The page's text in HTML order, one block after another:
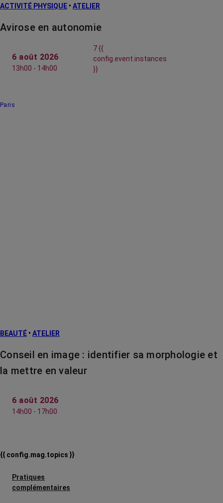
ACTIVITÉ PHYSIQUE • ATELIER
Avirose en autonomie
6 août 2026
13h00 - 14h00
7 {{
config.event.instances
}}
Paris
BEAUTÉ • ATELIER
Conseil en image : identifier sa morphologie et
la mettre en valeur
6 août 2026
14h00 - 17h00
{{ config.mag.topics }}
Pratiques
complémentaires